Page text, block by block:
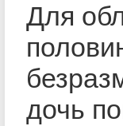
Для
дочь